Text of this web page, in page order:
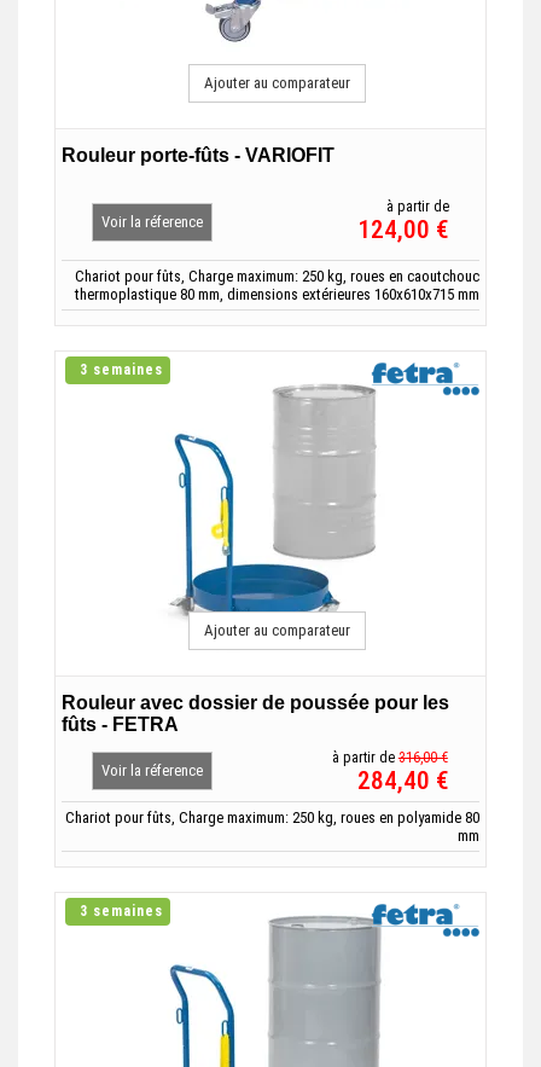
Rouleur porte-fûts - VARIOFIT
Voir la réference
à partir de
124,00 €
Chariot pour fûts, Charge maximum: 250 kg, roues en caoutchouc
thermoplastique 80 mm, dimensions extérieures 160x610x715 mm
Ajouter au comparateur
3 semaines
Rouleur avec dossier de poussée pour les
fûts - FETRA
Voir la réference
à partir de 316,00 €
284,40 €
Chariot pour fûts, Charge maximum: 250 kg, roues en polyamide 80
mm
Ajouter au comparateur
3 semaines